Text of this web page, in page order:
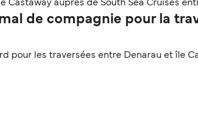
auprès de South Sea Cruises
de compagnie pour la
pour les traversées entre Denarau et île